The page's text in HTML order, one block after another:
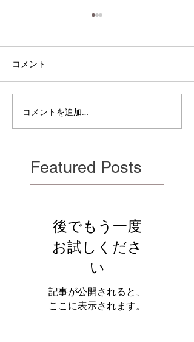
コメント
コメントを追加…
Featured Posts
後でもう一度
お試しくださ
い
記事が公開されると、
ここに表示されます。